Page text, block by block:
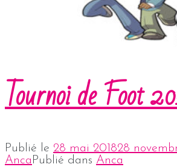
Tournoi de Foot
Publié le 28 mai 201828
Anca Publié dans Anca